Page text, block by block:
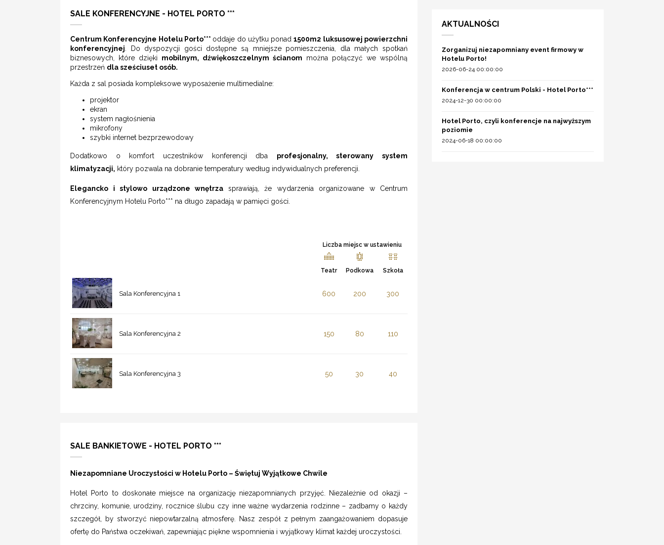
SALE KONFERENCYJNE - HOTEL PORTO ***
Centrum Konferencyjne Hotelu Porto*** oddaje do użytku ponad1500m2 luksusowej powierzchni
konferencyjnej . Do dyspozycji gości dostępne są mniejsze pomieszczenia, dla małych spotkań
biznesowych, które dzięki mobilnym, dźwiękoszczelnym ścianom można połączyć we wspólną
przestrzeń dla sześciuset osób.
Każda z sal posiada kompleksowe wyposażenie multimedialne:
projektor
ekran
system nagłośnienia
mikrofony
szybki internet bezprzewodowy
Dodatkowo o komfort uczestników konferencji dba profesjonalny, sterowany system
klimatyzacji, który pozwala na dobranie temperatury według indywidualnych preferencji.
Elegancko i stylowo urządzone wnętrza sprawiają, że wydarzenia organizowane w Centrum
Konferencyjnym Hotelu Porto*** na długo zapadają w pamięci gości.
Liczba miejsc w ustawieniu
Teatr Podkowa Szkoła
Sala Konferencyjna 1 600 200 300
Sala Konferencyjna 2 150 80 110
Sala Konferencyjna 3 50 30 40
SALE BANKIETOWE - HOTEL PORTO ***
Niezapomniane Uroczystości w Hotelu Porto – Świętuj Wyjątkowe Chwile
Hotel Porto to doskonałe miejsce na organizację niezapomnianych przyjęć. Niezależnie od okazji –
chrzciny, komunie, urodziny, rocznice ślubu czy inne ważne wydarzenia rodzinne – zadbamy o każdy
szczegół, by stworzyć niepowtarzalną atmosferę. Nasz zespół z pełnym zaangażowaniem dopasuje
ofertę do Państwa oczekiwań, zapewniając piękne wspomnienia i wyjątkowy klimat każdej uroczystości.
AKTUALNOŚCI
Zorganizuj niezapomniany event firmowy w
Hotelu Porto!
2026-06-24 00:00:00
Konferencja w centrum Polski - Hotel Porto***
2024-12-30 00:00:00
Hotel Porto, czyli konferencje na najwyższym
poziomie
2024-06-18 00:00:00